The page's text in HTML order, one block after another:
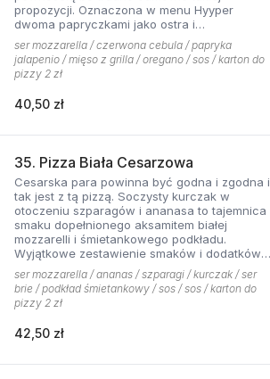
propozycji. Oznaczona w menu Hyyper
dwoma papryczkami jako ostra i
niebezpieczna.
ser mozzarella / czerwona cebula / papryka
jalapenio / mięso z grilla / oregano / sos / karton do
pizzy 2 zł
40,50 zł
35. Pizza Biała Cesarzowa
Cesarska para powinna być godna i zgodna i
tak jest z tą pizzą. Soczysty kurczak w
otoczeniu szparagów i ananasa to tajemnica
smaku dopełnionego aksamitem białej
mozzarelli i śmietankowego podkładu.
Wyjątkowe zestawienie smaków i dodatków
które tworzą jedną z najchętniej zamawianych
pizzy z menu pizzerii Hyyper
ser mozzarella / ananas / szparagi / kurczak / ser
brie / podkład śmietankowy / sos / sos / karton do
pizzy 2 zł
42,50 zł